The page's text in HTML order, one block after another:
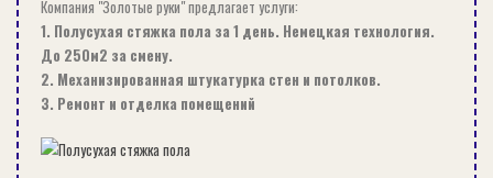
всего касаются старой сантехники,
покрытие которой изначально
было не особо гладким, плюс с
течением времени появилось еще
микротрещин. Поэтому если вы
Компания "Золотые руки" предлагает услуги:
1. Полусухая стяжка пола за 1 день. Немецкая технология.
До 250м2 за смену.
2. Механизированная штукатурка стен и потолков.
3. Ремонт и отделка помещений